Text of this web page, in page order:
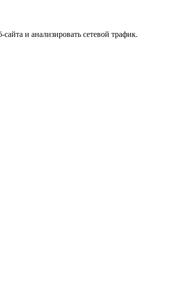
и анализировать сетевой трафик.